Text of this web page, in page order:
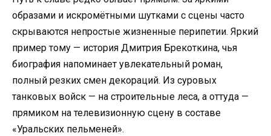
образами и искромётными шутками с сцены часто
скрываются непростые жизненные перипетии. Яркий
пример тому — история Дмитрия Брекоткина, чья
биография напоминает увлекательный роман,
полный резких смен декораций. Из суровых
танковых войск — на строительные леса, а оттуда —
прямиком на телевизионную сцену в составе
«Уральских пельменей».